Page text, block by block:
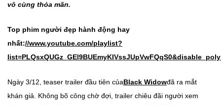
vô cùng thỏa mãn.
Top phim người đẹp hành động hay
nhất://www.youtube.com/playlist?
Ngày 3/12, teaser trailer đầu tiên củaBlack Widowđã ra mắt
khán giả. Không bõ công chờ đợi, trailer chiêu đãi người xem